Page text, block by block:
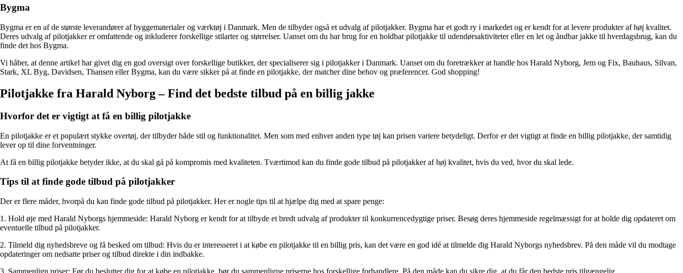
Bygma
Bygma er en af de største leverandører af byggematerialer og værktøj i Danmark. Men de tilbyder også et udvalg af pilotjakker. Bygma har et godt ry i markedet og er kendt for at levere produkter af høj kvalitet.
Deres udvalg af pilotjakker er omfattende og inkluderer forskellige stilarter og størrelser. Uanset om du har brug for en holdbar pilotjakke til udendørsaktiviteter eller en let og åndbar jakke til hverdagsbrug, kan du
finde det hos Bygma.
Vi håber, at denne artikel har givet dig en god oversigt over forskellige butikker, der specialiserer sig i pilotjakker i Danmark. Uanset om du foretrækker at handle hos Harald Nyborg, Jem og Fix, Bauhaus, Silvan,
Stark, XL Byg, Davidsen, Thansen eller Bygma, kan du være sikker på at finde en pilotjakke, der matcher dine behov og præferencer. God shopping!
Pilotjakke fra Harald Nyborg – Find det bedste tilbud på en billig jakke
Hvorfor det er vigtigt at få en billig pilotjakke
En pilotjakke er et populært stykke overtøj, der tilbyder både stil og funktionalitet. Men som med enhver anden type tøj kan prisen variere betydeligt. Derfor er det vigtigt at finde en billig pilotjakke, der samtidig
lever op til dine forventninger.
At få en billig pilotjakke betyder ikke, at du skal gå på kompromis med kvaliteten. Tværtimod kan du finde gode tilbud på pilotjakker af høj kvalitet, hvis du ved, hvor du skal lede.
Tips til at finde gode tilbud på pilotjakker
Der er flere måder, hvorpå du kan finde gode tilbud på pilotjakker. Her er nogle tips til at hjælpe dig med at spare penge:
1. Hold øje med Harald Nyborgs hjemmeside: Harald Nyborg er kendt for at tilbyde et bredt udvalg af produkter til konkurrencedygtige priser. Besøg deres hjemmeside regelmæssigt for at holde dig opdateret om
eventuelle tilbud på pilotjakker.
2. Tilmeld dig nyhedsbreve og få besked om tilbud: Hvis du er interesseret i at købe en pilotjakke til en billig pris, kan det være en god idé at tilmelde dig Harald Nyborgs nyhedsbrev. På den måde vil du modtage
opdateringer om nedsatte priser og tilbud direkte i din indbakke.
3. Sammenlign priser: Før du beslutter dig for at købe en pilotjakke, bør du sammenligne priserne hos forskellige forhandlere. På den måde kan du sikre dig, at du får den bedste pris tilgængelig.